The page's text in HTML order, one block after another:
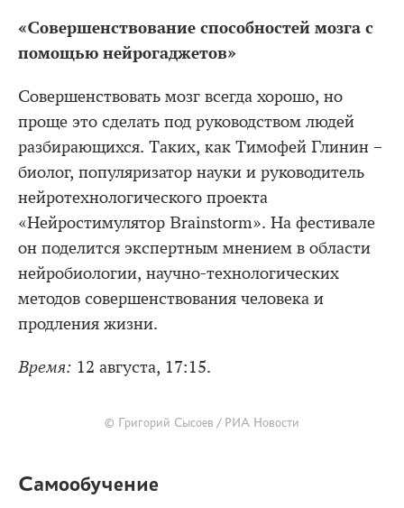
«Совершенствование способностей мозга с
помощью нейрогаджетов»
Совершенствовать мозг всегда хорошо, но
проще это сделать под руководством людей
разбирающихся. Таких, как Тимофей Глинин –
биолог, популяризатор науки и руководитель
нейротехнологического проекта
«Нейростимулятор Brainstorm». На фестивале
он поделится экспертным мнением в области
нейробиологии, научно-технологических
методов совершенствования человека и
продления жизни.
Время: 12 августа, 17:15.
© Григорий Сысоев / РИА Новости
Самообучение